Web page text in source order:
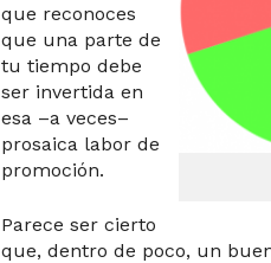
que reconoces
que una parte de
tu tiempo debe
ser invertida en
esa –a veces–
prosaica labor de
promoción.
Parece ser cierto
que, dentro de poco, un